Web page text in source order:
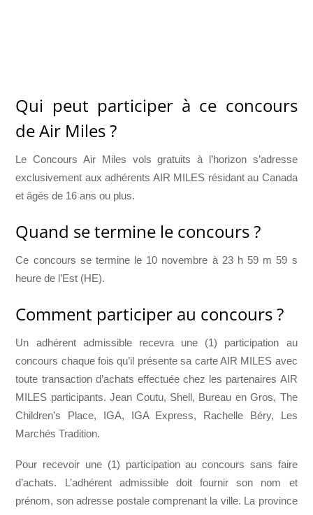
Qui peut participer à ce concours
de Air Miles ?
Le Concours Air Miles vols gratuits à l’horizon s’adresse
exclusivement aux adhérents AIR MILES résidant au Canada
et âgés de 16 ans ou plus.
Quand se termine le concours ?
Ce concours se termine le 10 novembre à 23 h 59 m 59 s
heure de l’Est (HE).
Comment participer au concours ?
Un adhérent admissible recevra une (1) participation au
concours chaque fois qu’il présente sa carte AIR MILES avec
toute transaction d’achats effectuée chez les partenaires AIR
MILES participants. Jean Coutu, Shell, Bureau en Gros, The
Children’s Place, IGA, IGA Express, Rachelle Béry, Les
Marchés Tradition.
Pour recevoir une (1) participation au concours sans faire
d’achats. L’adhérent admissible doit fournir son nom et
prénom, son adresse postale comprenant la ville. La province